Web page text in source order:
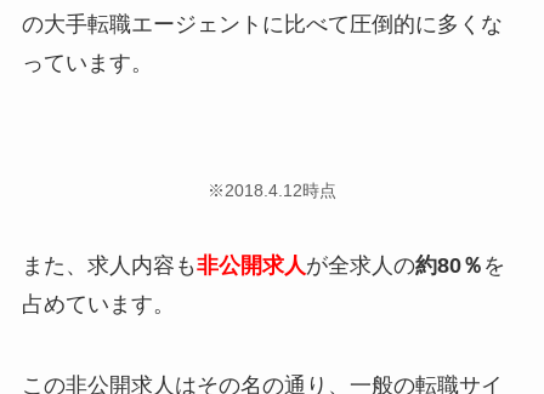
の大手転職エージェントに比べて圧倒的に多くな
っています。
※2018.4.12時点
また、求人内容も非公開求人が全求人の約80％ を
占めています。
この非公開求人はその名の通り、 一般の転職サイ